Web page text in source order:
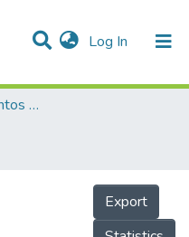
Log In (current)
1. Publicaciones y eventos institucionales
Export